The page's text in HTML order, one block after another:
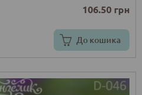
106.50 грн
До кошика